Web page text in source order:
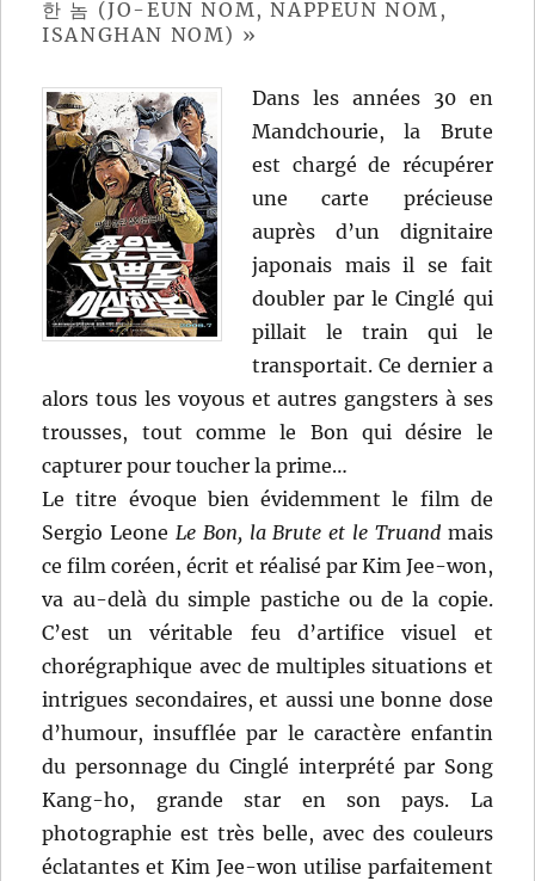
Sturges
한 놈 (JO-EUN NOM, NAPPEUN NOM,
ISANGHAN NOM) »
Dans les années 30 en
Mandchourie, la Brute
est chargé de récupérer
une carte précieuse
auprès d’un dignitaire
japonais mais il se fait
doubler par le Cinglé qui
pillait le train qui le
transportait. Ce dernier a
alors tous les voyous et autres gangsters à ses
trousses, tout comme le Bon qui désire le
capturer pour toucher la prime…
Le titre évoque bien évidemment le film de
Sergio Leone Le Bon, la Brute et le Truandmais
ce film coréen, écrit et réalisé par Kim Jee-won,
va au-delà du simple pastiche ou de la copie.
C’est un véritable feu d’artifice visuel et
chorégraphique avec de multiples situations et
intrigues secondaires, et aussi une bonne dose
d’humour, insufflée par le caractère enfantin
du personnage du Cinglé interprété par Song
Kang-ho, grande star en son pays. La
photographie est très belle, avec des couleurs
éclatantes et Kim Jee-won utilise parfaitement